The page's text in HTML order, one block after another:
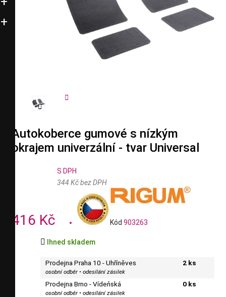


Autokoberce gumové s nízkým
okrajem univerzální - tvar Universal
416 Kč
S DPH
344 Kč bez DPH
Kód 903263
 Ihned skladem
Prodejna Praha 10 - Uhříněves
osobní odběr • odesílání zásilek
2 ks
Prodejna Brno - Vídeňská
osobní odběr • odesílání zásilek
0 ks